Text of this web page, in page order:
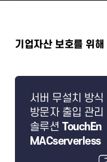
기업자산 보호를 위
서버 무설치 방식
방문자 출입 관리
솔루션 TouchEn
MACserverless